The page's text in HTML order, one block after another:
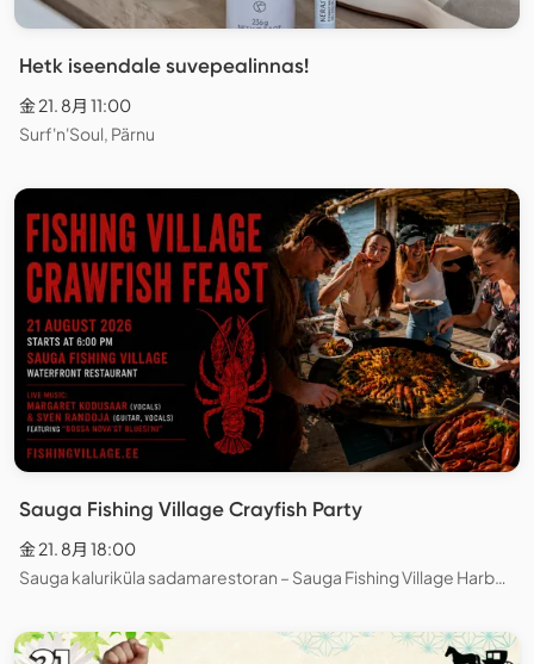
Hetk iseendale suvepealinnas!
金 21. 8月 11:00
Surf'n'Soul, Pärnu
Sauga Fishing Village Crayfish Party
金 21. 8月 18:00
Sauga kaluriküla sadamarestoran – Sauga Fishing Village Harbour Restaurant, Pärnu